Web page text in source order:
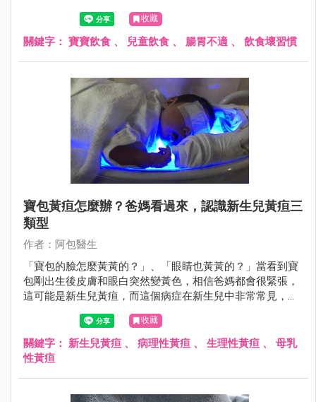
食物美味，所以改不掉，結果演變成常常脹氣或肚子痛。
收藏
關鍵字： 寶寶飲食 、 兒童飲食 、 腸胃不適 、 飲食壞習慣
寶包黃疸怎麼辦？爸媽看過來，認識新生兒黃疸三
類型
作者：阿包醫生
「寶包的臉怎麼黃黃的？」、「眼睛也黃黃的？」當看到寶
包剛出生後皮膚和眼白突然變黃色，相信爸媽都會很緊張，
這可能是新生兒黃疸，而這個病症在新生兒中非常常見，透
過醫師評估檢查必要時接受照光治療，大多不會有後遺症。
收藏
關鍵字： 新生兒黃疸 、 病理性黃疸 、 生理性黃疸 、 母乳
性黃疸